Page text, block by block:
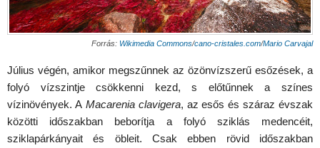
Forrás: Wikimedia Commons/cano-cristales.com/Mario Carvajal
Július végén, amikor megszűnnek az özönvízszerű esőzések, a
folyó vízszintje csökkenni kezd, s előtűnnek a színes
vízinövények. A Macarenia clavigera, az esős és száraz évszak
közötti időszakban beborítja a folyó sziklás medencéit,
sziklapárkányait és öbleit. Csak ebben rövid időszakban